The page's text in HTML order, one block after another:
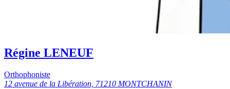
Régine LENEUF
Orthophoniste
12 avenue de la Libération, 71210 MONTCHANIN